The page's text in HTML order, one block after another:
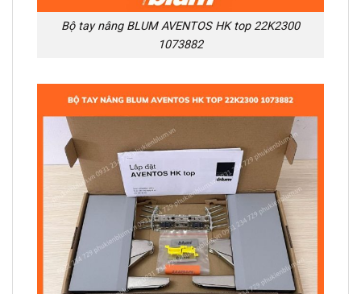
Bộ tay nâng BLUM AVENTOS HK top 22K2300
1073882